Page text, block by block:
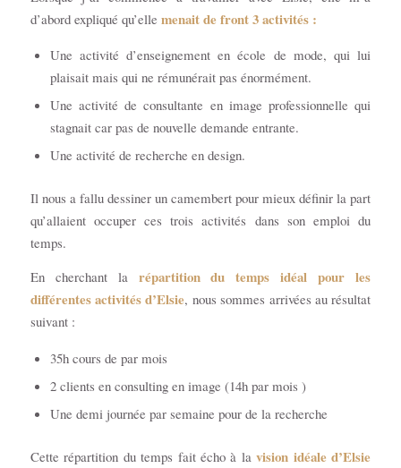
d’abord expliqué qu’elle menait de front 3 activités :
Une activité d’enseignement en école de mode, qui lui
plaisait mais qui ne rémunérait pas énormément.
Une activité de consultante en image professionnelle qui
stagnait car pas de nouvelle demande entrante.
Une activité de recherche en design.
Il nous a fallu dessiner un camembert pour mieux définir la part
qu’allaient occuper ces trois activités dans son emploi du
temps.
En cherchant larépartition du temps idéal pour les
différentes activités d’Elsie, nous sommes arrivées au résultat
suivant :
35h cours de par mois
2 clients en consulting en image (14h par mois )
Une demi journée par semaine pour de la recherche
Cette répartition du temps fait écho à lavision idéale d’Elsie